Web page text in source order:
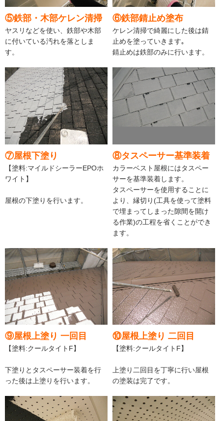
⑤鉄部・木部ケレン清掃
ヤスリなどを使い、鉄部や木部
に付いている汚れを落としま
す。
⑥鉄部錆止め塗布
ケレン清掃で綺麗にした後は錆
止めを塗っていきます｡
錆止めは鉄部のみに行います。
⑦屋根下塗り
【塗料:マイルドシーラーEPOホ
ワイト】
屋根の下塗りを行います。
⑧タスペーサー基準装着
カラーベスト屋根にはタスペー
サーを基準装着します。
タスペーサーを使用することに
より、縁切り(工具を使って塗料
で埋まってしまった隙間を開け
る作業)の工程を省くことができ
ます。
⑨屋根上塗り 一回目
【塗料:クールタイトF】
下塗りとタスペーサー装着を行
った後は上塗りを行います。
⑩屋根上塗り 二回目
【塗料:クールタイトF】
上塗り二回目を丁寧に行い屋根
の塗装は完了です。